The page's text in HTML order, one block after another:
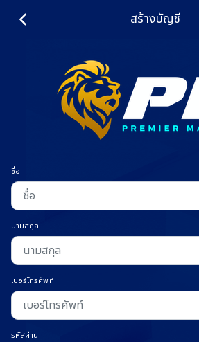
สร้างบัญชี
ชื่อ
นามสกุล
เบอร์โทรศัพท์
รหัสผ่าน